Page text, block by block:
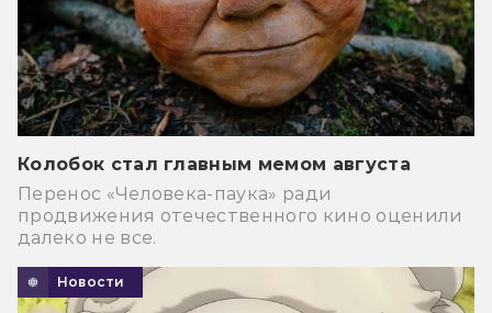
Колобок стал главным мемом августа
Перенос «Человека-паука» ради
продвижения отечественного кино оценили
далеко не все.
Новости